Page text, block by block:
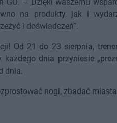
na produkty, jak i
i doświadczeń”.
Od 21 do 23 sierpnia,
każdego dnia przyniesie
dnia.
nogi, zbadać